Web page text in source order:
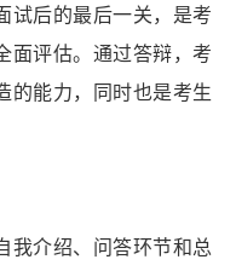
试后的最后一关，是考
面评估。通过答辩，考
的能力，同时也是考生
我介绍、问答环节和总